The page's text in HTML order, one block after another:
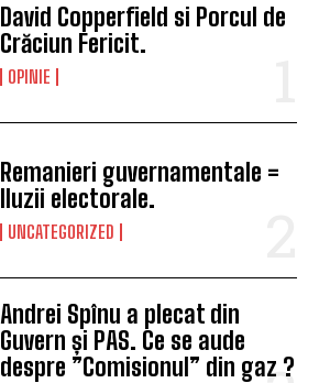
David Copperfield si Porcul de
Crăciun Fericit.
OPINIE
Remanieri guvernamentale =
Iluzii electorale.
UNCATEGORIZED
Andrei Spînu a plecat din
Guvern și PAS. Ce se aude
despre ”Comisionul” din gaz ?